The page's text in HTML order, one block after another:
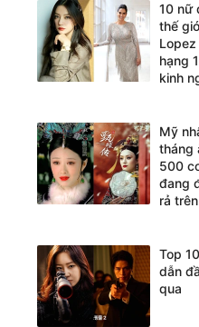
10 nữ
thế
hạng
kinh
Mỹ
tháng
500
đang
rả
Top
dẫn
qua